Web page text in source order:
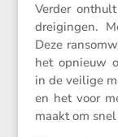
Verder
dreigingen.
Deze
het opnieuw
in de veilige
en het voor
maakt om